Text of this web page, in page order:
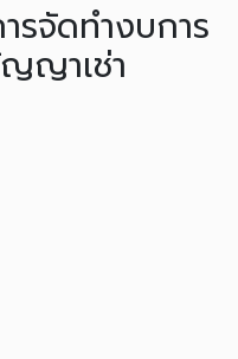
รจัดทำงบการ
ญญาเช่า